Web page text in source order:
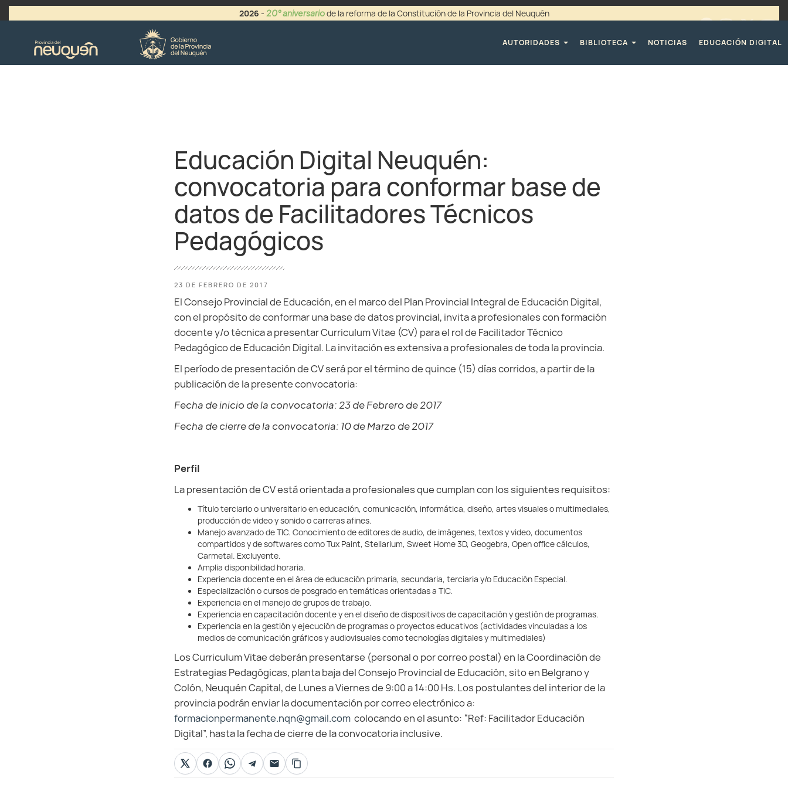
2026 - 20° aniversariode la reforma de la Constitución de la Provincia del Neuquén
AUTORIDADES
BIBLIOTECA NOTICIAS EDUCACIÓN DIGITAL
Educación Digital Neuquén:
convocatoria para conformar base de
datos de Facilitadores Técnicos
Pedagógicos
23 DE FEBRERO DE 2017
El Consejo Provincial de Educación, en el marco del Plan Provincial Integral de Educación Digital,
con el propósito de conformar una base de datos provincial, invita a profesionales con formación
docente y/o técnica a presentar Curriculum Vitae (CV) para el rol de Facilitador Técnico
Pedagógico de Educación Digital. La invitación es extensiva a profesionales de toda la provincia.
El período de presentación de CV será por el término de quince (15) días corridos, a partir de la
publicación de la presente convocatoria:
Fecha de inicio de la convocatoria: 23 de Febrero de 2017
Fecha de cierre de la convocatoria: 10 de Marzo de 2017
Perfil
La presentación de CV está orientada a profesionales que cumplan con los siguientes requisitos:
Título terciario o universitario en educación, comunicación, informática, diseño, artes visuales o multimediales,
producción de video y sonido o carreras afines.
Manejo avanzado de TIC. Conocimiento de editores de audio, de imágenes, textos y video, documentos
compartidos y de softwares como Tux Paint, Stellarium, Sweet Home 3D, Geogebra, Open office cálculos,
Carmetal. Excluyente.
Amplia disponibilidad horaria.
Experiencia docente en el área de educación primaria, secundaria, terciaria y/o Educación Especial.
Especialización o cursos de posgrado en temáticas orientadas a TIC.
Experiencia en el manejo de grupos de trabajo.
Experiencia en capacitación docente y en el diseño de dispositivos de capacitación y gestión de programas.
Experiencia en la gestión y ejecución de programas o proyectos educativos (actividades vinculadas a los
medios de comunicación gráficos y audiovisuales como tecnologías digitales y multimediales)
Los Curriculum Vitae deberán presentarse (personal o por correo postal) en la Coordinación de
Estrategias Pedagógicas, planta baja del Consejo Provincial de Educación, sito en Belgrano y
Colón, Neuquén Capital, de Lunes a Viernes de 9:00 a 14:00 Hs. Los postulantes del interior de la
provincia podrán enviar la documentación por correo electrónico a:
formacionpermanente.nqn@gmail.com colocando en el asunto: “Ref: Facilitador Educación
Digital”, hasta la fecha de cierre de la convocatoria inclusive.